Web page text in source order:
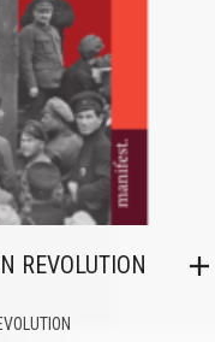
REVOLUTION